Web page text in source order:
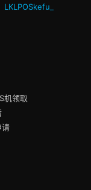
LKLPOSkefu_
机领取
请